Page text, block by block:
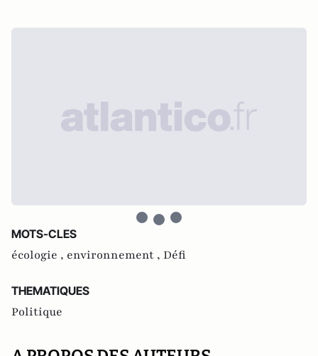
MOTS-CLES
écologie , environnement , Défi
THEMATIQUES
Politique